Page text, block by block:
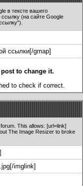
в тексте вашего
(на сайте Google
ссылки[/gmap]
to change it.
to check if correct.
This allows: [url=link]
The Image Resizer to broke
imglink]